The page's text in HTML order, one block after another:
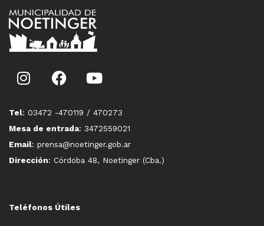
Tel: 03472 -470119 / 470273
Mesa de entrada: 3472559021
Email: prensa@noetinger.gob.ar
Dirección: Córdoba 48, Noetinger (Cba.)
Teléfonos Útiles